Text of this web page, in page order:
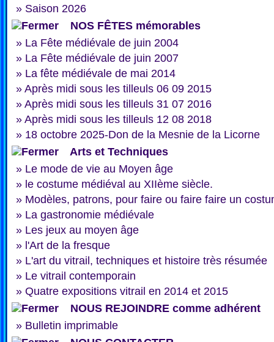
» Saison 2026
NOS FÊTES mémorables
» La Fête médiévale de juin 2004
» La Fête médiévale de juin 2007
» La fête médiévale de mai 2014
» Après midi sous les tilleuls 06 09 2015
» Après midi sous les tilleuls 31 07 2016
» Après midi sous les tilleuls 12 08 2018
» 18 octobre 2025-Don de la Mesnie de la Licorne
Arts et Techniques
» Le mode de vie au Moyen âge
» le costume médiéval au XIIème siècle.
» Modèles, patrons, pour faire ou faire faire un
» La gastronomie médiévale
» Les jeux au moyen âge
» l'Art de la fresque
» L'art du vitrail, techniques et histoire très résumée
» Le vitrail contemporain
» Quatre expositions vitrail en 2014 et 2015
NOUS REJOINDRE comme adhérent
» Bulletin imprimable